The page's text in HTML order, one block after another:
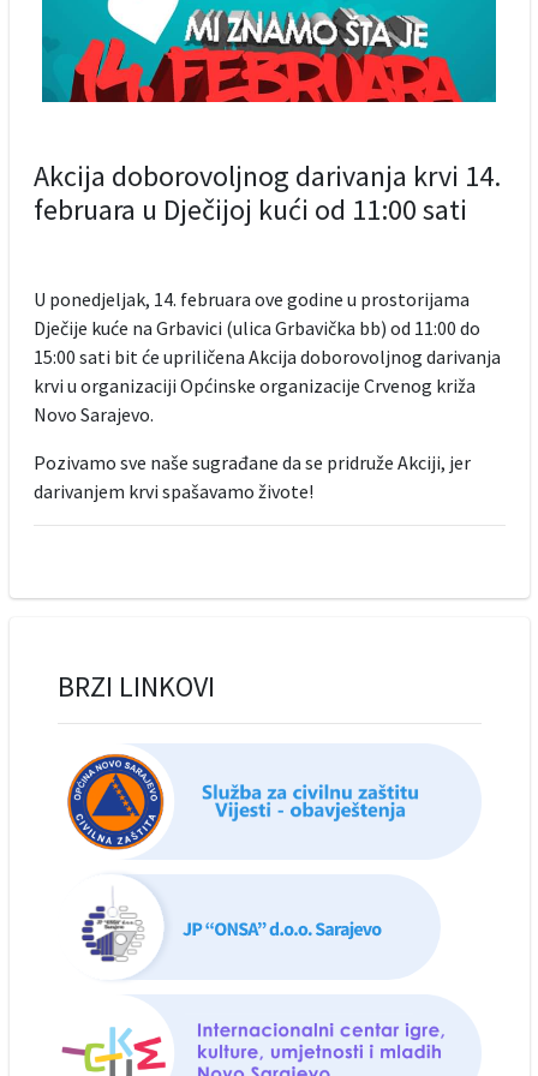
Akcija doborovoljnog darivanja krvi 14.
februara u Dječijoj kući od 11:00 sati
U ponedjeljak, 14. februara ove godine u prostorijama
Dječije kuće na Grbavici (ulica Grbavička bb) od 11:00 do
15:00 sati bit će upriličena Akcija doborovoljnog darivanja
krvi u organizaciji Općinske organizacije Crvenog križa
Novo Sarajevo.
Pozivamo sve naše sugrađane da se pridruže Akciji, jer
darivanjem krvi spašavamo živote!
BRZI LINKOVI